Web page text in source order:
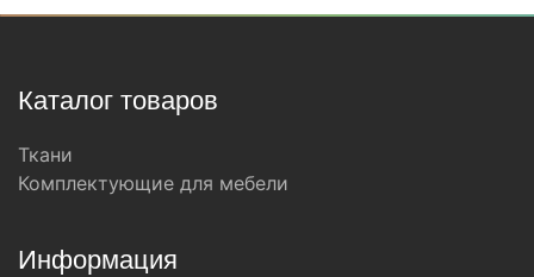
Каталог товаров
Ткани
Комплектующие для мебели
Информация